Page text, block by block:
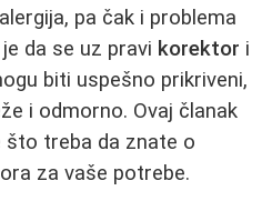
pa čak i problema
da se uz pravi korektor i
biti uspešno prikriveni,
i odmorno. Ovaj članak
treba da znate o
za vaše potrebe.